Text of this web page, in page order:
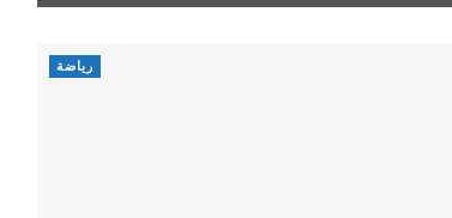
رياضة